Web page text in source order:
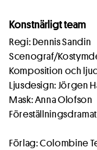
Konstnärligt team
Regi: Dennis Sandin
Scenograf/
Komposition och
Ljusdesign: Jörgen
Mask: Anna Olofson
Förlag: Colombine